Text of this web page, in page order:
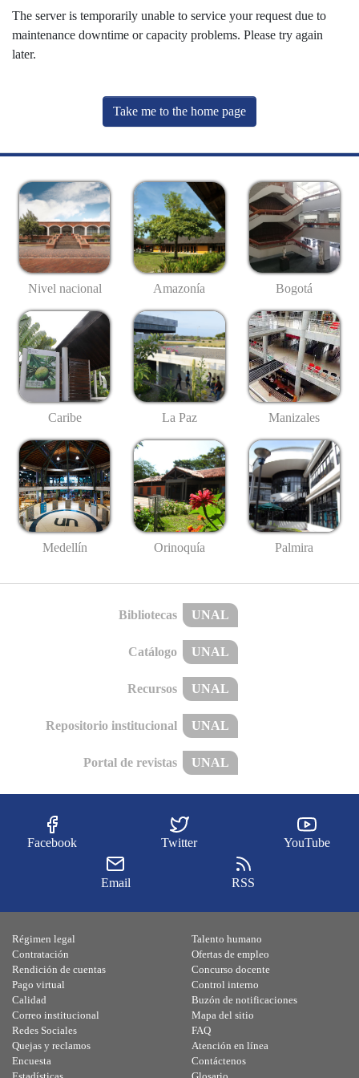
The server is temporarily unable to service your request due to
maintenance downtime or capacity problems. Please try again
later.
Take me to the home page
Nivel nacional Amazonía Bogotá
Caribe La Paz Manizales
Medellín Orinoquía Palmira
Bibliotecas UNAL
Catálogo UNAL
Recursos UNAL
Repositorio institucional UNAL
Portal de revistas UNAL
Facebook Twitter YouTube
Email RSS
Régimen legal
Contratación
Rendición de cuentas
Pago virtual
Calidad
Talento humano
Ofertas de empleo
Concurso docente
Control interno
Buzón de notificaciones
Correo institucional
Redes Sociales
Quejas y reclamos
Encuesta
Mapa del sitio
FAQ
Atención en línea
Contáctenos